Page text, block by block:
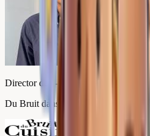
Director de e-commerce
Du Bruit dans la Cuisine